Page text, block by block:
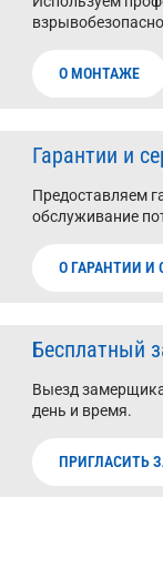
О МОНТАЖЕ
Гарантии и
Предоставляем
обслуживание
О ГАРАНТИИ И
Бесплатный
Выезд
день и время.
ПРИГЛАСИТЬ